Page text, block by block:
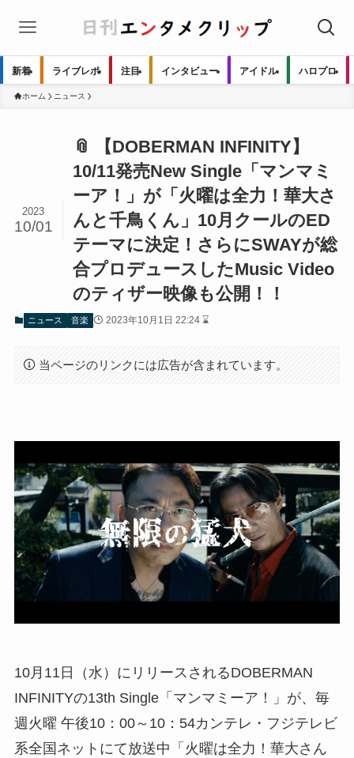
新着 ライブレポ 注目 インタビュー アイドル ハロプロ
ホーム ニュース
📎 【DOBERMAN INFINITY】
10/11発売New Single「マンマミ
ーア！」が「火曜は全力！華大さ
んと千鳥くん」10月クールのED
テーマに決定！さらにSWAYが総
合プロデュースしたMusic Video
のティザー映像も公開！！
2023
10/01
ニュース 音楽 2023年10月1日 22:24 ⌛
当ページのリンクには広告が含まれています。
10月11日（水）にリリースされるDOBERMAN
INFINITYの13th Single「マンマミーア！」が、毎
週火曜 午後10：00～10：54カンテレ・フジテレビ
系全国ネットにて放送中「火曜は全力！華大さん